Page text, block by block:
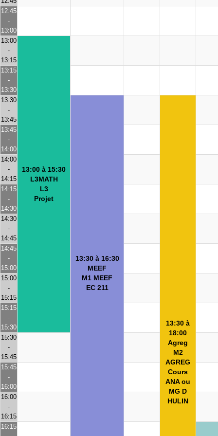
12:45
-
13:00
13:00
-
13:15
13:00 à 15:30
L3MATH
L3
Projet
13:15
-
13:30
13:30
-
13:45
13:30 à 16:30
MEEF
M1 MEEF
EC 211
13:30 à
18:00
Agreg
M2
AGREG
Cours
ANA ou
MG D
HULIN
13:45
-
14:00
14:00
-
14:15
14:15
-
14:30
14:30
-
14:45
14:45
-
15:00
15:00
-
15:15
15:15
-
15:30
15:30
-
15:45
15:45
-
16:00
16:00
-
16:15
16:15